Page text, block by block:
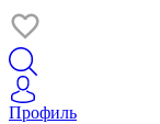
Профиль